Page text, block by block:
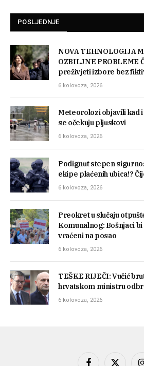
POSLJEDNJE
NOVA TEHNOLOGIJA
OZBILJNE PROBLEME
preživjeti izbore bez
6 kolovoza, 2026
Meteorolozi objavili kad
se očekuju pljuskovi
6 kolovoza, 2026
Podignut stepen
ekipe plaćenih ubica!?
6 kolovoza, 2026
Preokret u slučaju
Komunalnog: Bošnjaci
vraćeni na posao
6 kolovoza, 2026
TEŠKE RIJEČI: Vučić
hrvatskom ministru
6 kolovoza, 2026